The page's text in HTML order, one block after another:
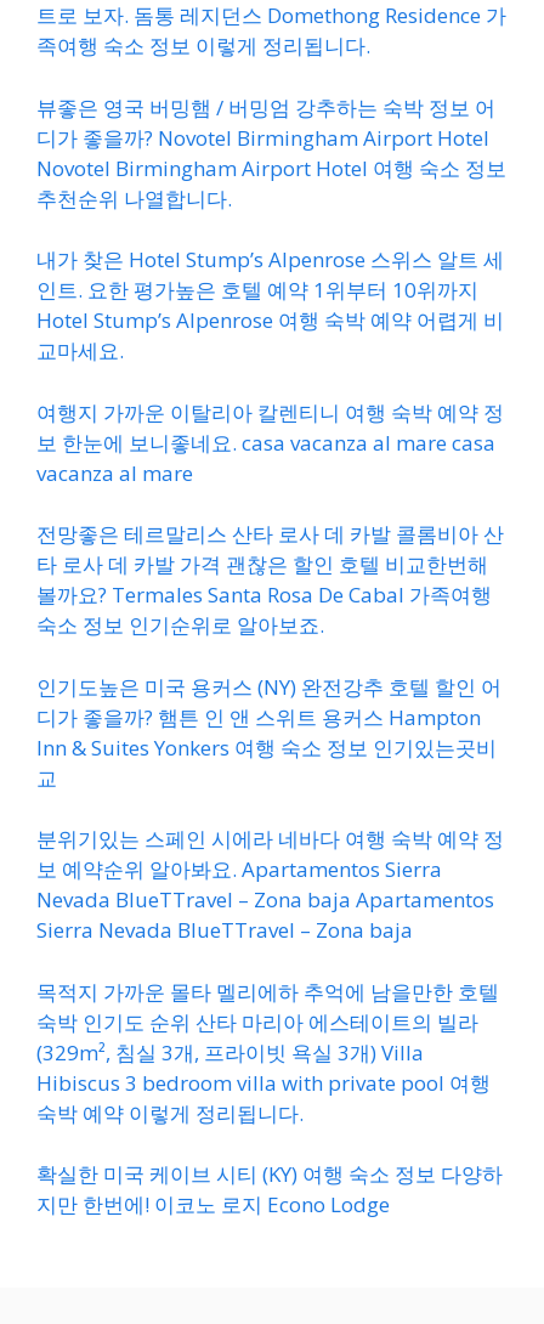
트로 보자. 돔통 레지던스 Domethong Residence 가
족여행 숙소 정보 이렇게 정리됩니다.
뷰좋은 영국 버밍햄 / 버밍엄 강추하는 숙박 정보 어
디가 좋을까? Novotel Birmingham Airport Hotel
Novotel Birmingham Airport Hotel 여행 숙소 정보
추천순위 나열합니다.
내가 찾은 Hotel Stump’s Alpenrose 스위스 알트 세
인트. 요한 평가높은 호텔 예약 1위부터 10위까지
Hotel Stump’s Alpenrose 여행 숙박 예약 어렵게 비
교마세요.
여행지 가까운 이탈리아 칼렌티니 여행 숙박 예약 정
보 한눈에 보니좋네요. casa vacanza al mare casa
vacanza al mare
전망좋은 테르말리스 산타 로사 데 카발 콜롬비아 산
타 로사 데 카발 가격 괜찮은 할인 호텔 비교한번해
볼까요? Termales Santa Rosa De Cabal 가족여행
숙소 정보 인기순위로 알아보죠.
인기도높은 미국 용커스 (NY) 완전강추 호텔 할인 어
디가 좋을까? 햄튼 인 앤 스위트 용커스 Hampton
Inn & Suites Yonkers 여행 숙소 정보 인기있는곳비
교
분위기있는 스페인 시에라 네바다 여행 숙박 예약 정
보 예약순위 알아봐요. Apartamentos Sierra
Nevada BlueTTravel – Zona baja Apartamentos
Sierra Nevada BlueTTravel – Zona baja
목적지 가까운 몰타 멜리에하 추억에 남을만한 호텔
숙박 인기도 순위 산타 마리아 에스테이트의 빌라
(329m², 침실 3개, 프라이빗 욕실 3개) Villa
Hibiscus 3 bedroom villa with private pool 여행
숙박 예약 이렇게 정리됩니다.
확실한 미국 케이브 시티 (KY) 여행 숙소 정보 다양하
지만 한번에! 이코노 로지 Econo Lodge